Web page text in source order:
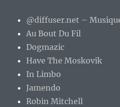
@diffuser.net –
Au Bout Du Fil
Dogmazic
Have The Moskovik
In Limbo
Jamendo
Robin Mitchell